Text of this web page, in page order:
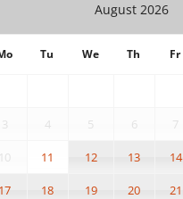
August 2026
Tu We Th Fr
3 4 5 6 7
10 11 12 13 14
17 18 19 20 21